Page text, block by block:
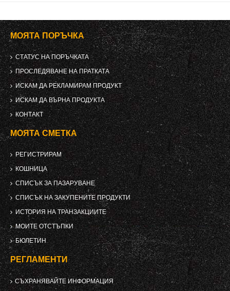
МОЯТА ПОРЪЧКА
СТАТУС НА ПОРЪЧКАТА
ПРОСЛЕДЯВАНЕ НА ПРАТКАТА
ИСКАМ ДА РЕКЛАМИРАМ ПРОДУКТ
ИСКАМ ДА ВЪРНА ПРОДУКТА
КОНТАКТ
МОЯТА СМЕТКА
РЕГИСТРИРАМ
КОШНИЦА
СПИСЪК ЗА ПАЗАРУВАНЕ
СПИСЪК НА ЗАКУПЕНИТЕ ПРОДУКТИ
ИСТОРИЯ НА ТРАНЗАКЦИИТЕ
МОИТЕ ОТСТЪПКИ
БЮЛЕТИН
РЕГЛАМЕНТИ
СЪХРАНЯВАЙТЕ ИНФОРМАЦИЯ